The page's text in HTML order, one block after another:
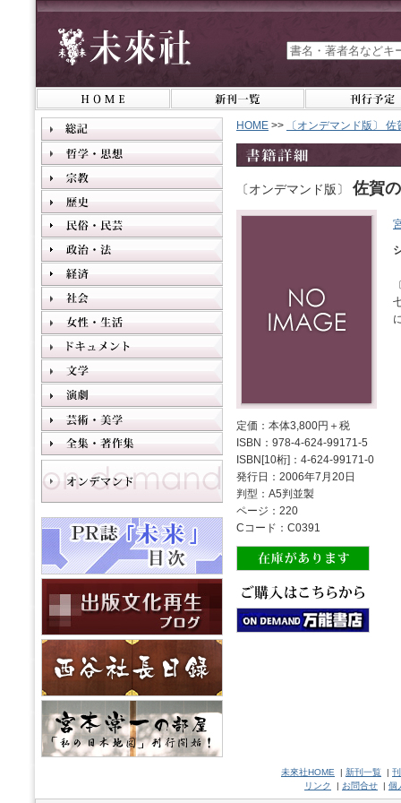
HOME >> 〔オンデマンド版〕
〔オンデマンド版〕 佐賀
定価：本体3,800円＋税
ISBN：978-4-624-99171-5
ISBN[10桁]：4-624-99171-0
発行日：2006年7月20日
判型：A5判並製
ページ：220
Cコード：C0391
未來社HOME | 新刊一覧 |
リンク
| お問合せ | 個